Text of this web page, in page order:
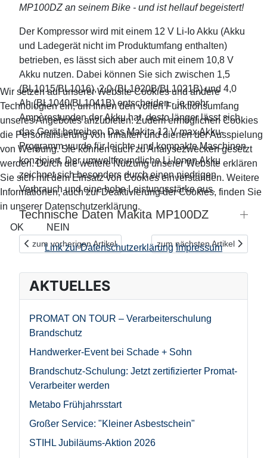
MP100DZ an seinem Bike - und ist hellauf begeistert!
Der Kompressor wird mit einem 12 V Li-Io Akku (Akku
und Ladegerät nicht im Produktumfang enthalten)
betrieben, es lässt sich aber auch mit einem 10,8 V
Akku nutzen. Dabei können Sie sich zwischen 1,5
(BL1015/BL1016), 2,0 (BL1020B/BL1021B) und 4,0
Ah (BL1040/BL1041B) entscheiden - je mehr
Ampèrestunden der Akku hat, desto länger lässt sich
das Gerät betreiben. Das Makita 12 V max Akku-
Programm wurde für leichte und kompakte Maschinen
konzipiert. Der umweltfreundliche Li-Ionen Akku
zeichnet sich besonders durch einen niedrigen
Verbrauch und eine hohe Leistungsstärke aus.
Technische Daten Makita MP100DZ
Vorheriger Beitrag: Makpac: Hier ist Ihr gutes Werkzeug
zum vorherigen Artikel Nächster Beitrag: Klein +
zum nächsten Artikel
AKTUELLES
PROMAT ON TOUR – Verarbeiterschulung
Brandschutz
Handwerker-Event bei Schade + Sohn
Brandschutz-Schulung: Jetzt zertifizierter Promat-
Verarbeiter werden
Metabo Frühjahrsstart
Großer Service: "Kleiner Asbestschein"
STIHL Jubiläums-Aktion 2026
Wir setzen auf unserer Website Cookies und andere
Technologien ein, um Ihnen den vollen Funktionsumfang
unseres Angebotes anzubieten. Zudem ermöglichen Cookies
die Personalisierung von Inhalten und dienen der Ausspielung
von Werbung. Sie können auch zu Analysezwecken gesetzt
werden. Durch die weitere Nutzung unserer Website erklären
Sie sich mit dem Einsatz von Cookies einverstanden. Weitere
Informationen, auch zur Deaktivierung der Cookies, finden Sie
in unserer Datenschutzerklärung.
OK NEIN
Link zur Datenschutzerklärung Impressum